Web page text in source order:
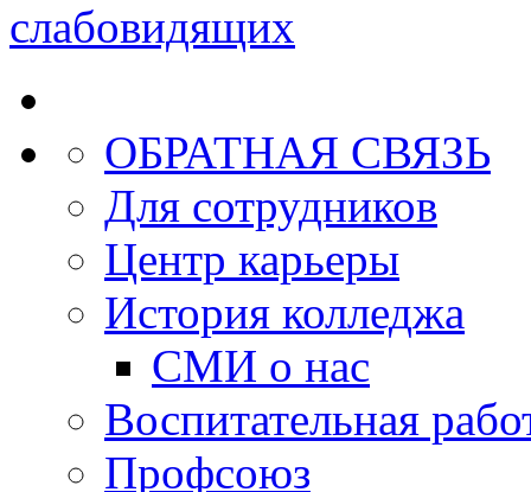
слабовидящих
ОБРАТНАЯ СВЯЗЬ
Для сотрудников
Центр карьеры
История колледжа
СМИ о нас
Воспитательная
Профсоюз